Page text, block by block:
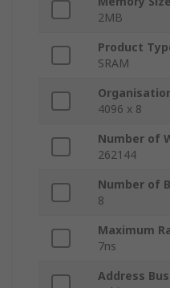
2MB
Product
SRAM
4096 x 8
Number of
262144
Number of
8
Maximum
7ns
Address